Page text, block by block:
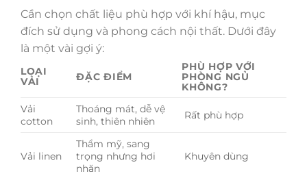
Cần chọn chất liệu phù hợp với khí hậu, mục
đích sử dụng và phong cách nội thất. Dưới đây
là một vài gợi ý:
LOẠI
VẢI
ĐẶC ĐIỂM
PHÙ HỢP VỚI
PHÒNG NGỦ
KHÔNG?
Vải
cotton
Thoáng mát, dễ vệ
sinh, thiên nhiên
Rất phù hợp
Vải linen
Thẩm mỹ, sang
trọng nhưng hơi
nhăn
Khuyên dùng